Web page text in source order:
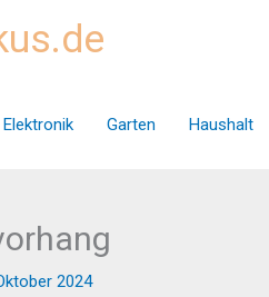
Elektronik Garten Haushalt
2024